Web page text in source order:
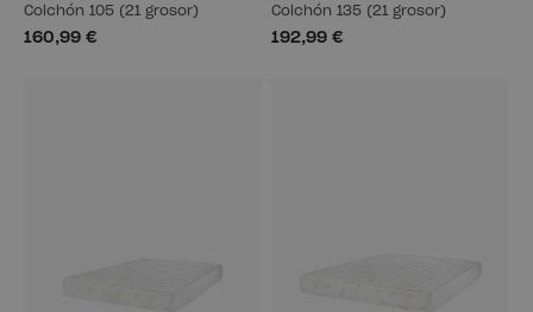
Colchón 105 (21 grosor)
160,99 €
Colchón 135 (21 grosor)
192,99 €